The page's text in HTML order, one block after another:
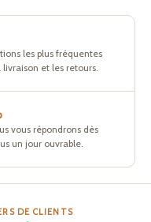
les plus fréquentes
et les retours.
vous répondrons dès
un jour ouvrable.
DE CLIENTS